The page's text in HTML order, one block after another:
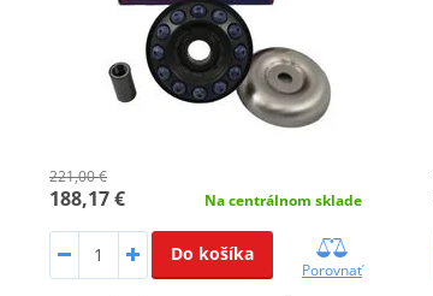
221,00 €
188,17 € Na centrálnom sklade
Do košíka
Porovnať